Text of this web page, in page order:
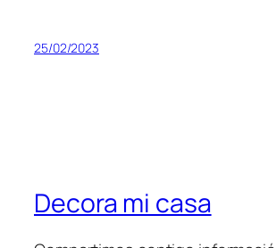
25/02/2023
Decora mi casa